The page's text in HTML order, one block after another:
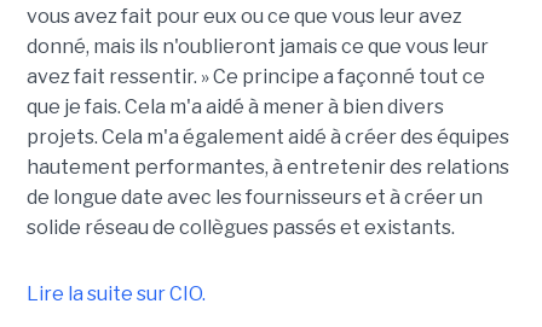
vous avez fait pour eux ou ce que vous leur avez
donné, mais ils n'oublieront jamais ce que vous leur
avez fait ressentir. » Ce principe a façonné tout ce
que je fais. Cela m'a aidé à mener à bien divers
projets. Cela m'a également aidé à créer des équipes
hautement performantes, à entretenir des relations
de longue date avec les fournisseurs et à créer un
solide réseau de collègues passés et existants.
Lire la suite sur CIO.